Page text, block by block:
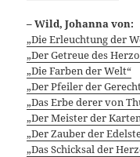
– Wild, Johanna von:
„Die Erleuchtung der
„Der Getreue des
„Die Farben der Welt“
„Der Pfeiler der
„Das Erbe derer von
„Der Meister der
„Der Zauber der
„Das Schicksal der